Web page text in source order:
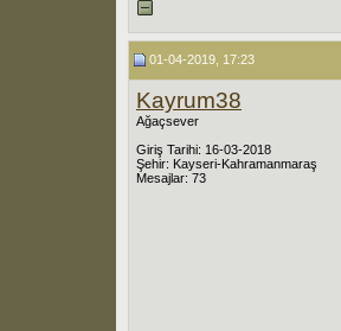
01-04-2019, 17:23
Kayrum38
Ağaçsever
Giriş Tarihi: 16-03-2018
Şehir: Kayseri-Kahramanmaraş
Mesajlar: 73